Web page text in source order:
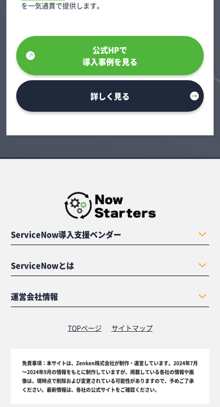
を一気通貫で提供します。
公式HPで
導入事例を見る
詳しく見る
ServiceNow導入支援ベンダー
ServiceNowとは
運営会社情報
TOPページ サイトマップ
免責事項： 本サイトは、Zenken株式会社が制作・運営しています。2024年7月
～2024年9月の情報をもとに制作していますが、掲載している各社の情報や画
像は、現時点で削除および変更されている可能性がありますので、予めご了承
ください。最新情報は、各社の公式サイトをご確認ください。